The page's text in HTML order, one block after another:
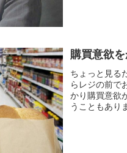
購買意欲
ちょっと見る
らレジの前で
かり購買意欲
うこともあり